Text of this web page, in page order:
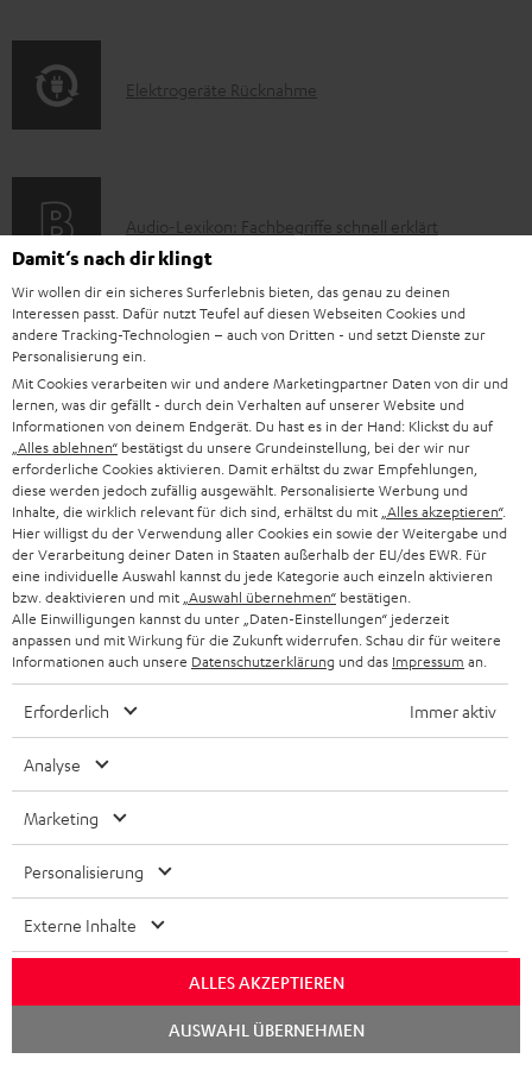
i
n
z
u
m
V
e
r
s
a
n
d
r
i
o
n
e
n
z
u
r
G
a
r
a
n
t
i
E
t
r
o
g
e
r
ä
t
e
R
ü
c
k
n
a
m
e
Elektrogeräte Rücknahme
A
u
d
i
o
-
L
e
x
i
k
o
n
Audio-Lexikon: Fachbegriffe schnell erklärt
K
o
n
t
a
k
t
d
a
t
e
n
Persönliche Kaufberatung
+49 (0) 30 / 217 84 212
Mo – Fr 08:00 – 19:00 Uhr
Sa 09:00 – 17:30 Uhr
Sonn- und Feiertage geschlossen
Teufel Support
Häufige Fragen
Kontakt
Store Finder
Erlebe unsere Produkte hautnah und lass dich
persönlich im Store beraten.
Übersicht
Produkte bzw. für Bestellungen mit teilnahmeberechtigten Produkten.
Nicht gültig für bereits getätigte Käufe. Keine Barauszahlung. Nur für
Privatkunden. Nicht mit anderen Aktionsgutscheinen kombinierbar. Der
Weiterverkauf von Aktionsgutscheinen ist untersagt. Der Gutschein verliert
im Falle eines Verkaufs seine Gültigkeit. Die genauen Bedingungen
AGB
Damit‘s nach dir klingt
Wir wollen dir ein sicheres Surferlebnis bieten, das genau zu deinen
Interessen passt. Dafür nutzt Teufel auf diesen Webseiten Cookies und
andere Tracking-Technologien – auch von Dritten - und setzt Dienste zur
Personalisierung ein.
Mit Cookies verarbeiten wir und andere Marketingpartner Daten von dir und
lernen, was dir gefällt - durch dein Verhalten auf unserer Website und
Informationen von deinem Endgerät. Du hast es in der Hand: Klickst du auf
„Alles ablehnen“ bestätigst du unsere Grundeinstellung, bei der wir nur
erforderliche Cookies aktivieren. Damit erhältst du zwar Empfehlungen,
diese werden jedoch zufällig ausgewählt. Personalisierte Werbung und
Inhalte, die wirklich relevant für dich sind, erhältst du mit „Alles akzeptieren“.
Hier willigst du der Verwendung aller Cookies ein sowie der Weitergabe und
der Verarbeitung deiner Daten in Staaten außerhalb der EU/des EWR. Für
eine individuelle Auswahl kannst du jede Kategorie auch einzeln aktivieren
bzw. deaktivieren und mit „Auswahl übernehmen“ bestätigen.
Alle Einwilligungen kannst du unter „Daten-Einstellungen“ jederzeit
anpassen und mit Wirkung für die Zukunft widerrufen. Schau dir für weitere
Informationen auch unsere Datenschutzerklärung und das Impressum an.
Erforderlich Immer aktiv
Analyse
Marketing
Personalisierung
Externe Inhalte
ALLES AKZEPTIEREN
AUSWAHL ÜBERNEHMEN